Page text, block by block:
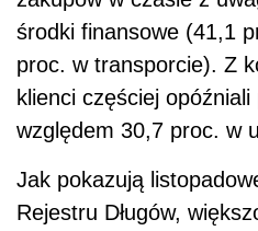
środki finansowe (41,1
proc. w transporcie). Z
klienci częściej opóźniali
względem 30,7 proc. w
Jak pokazują
Rejestru Długów,